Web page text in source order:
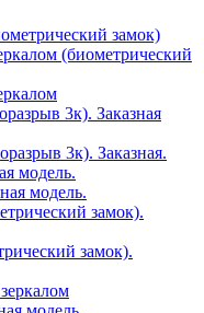
замок)
(биометрический
3к). Заказная
3к). Заказная.
модель.
модель.
замок).
замок).